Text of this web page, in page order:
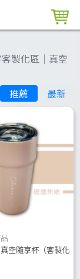
製化區│真空
推薦
最新
真空隨享杯（客製化